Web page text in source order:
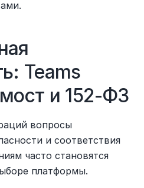
Teams
и 152-ФЗ
вопросы
и соответствия
часто становятся
платформы.